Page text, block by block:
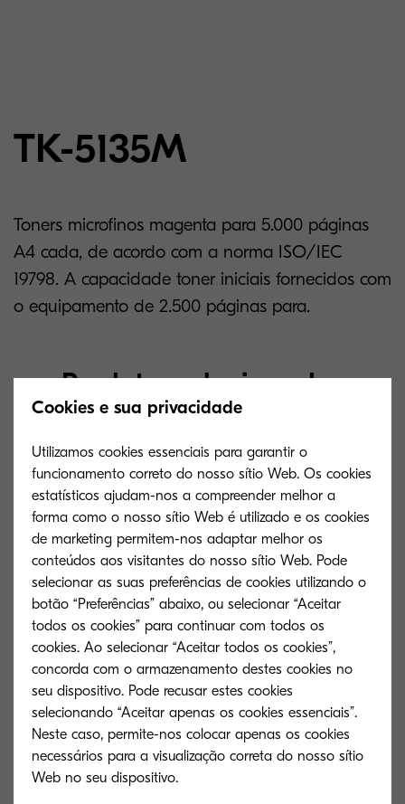
TK-5135M
Toners microfinos magenta para 5.000 páginas
A4 cada, de acordo com a norma ISO/IEC
19798. A capacidade toner iniciais fornecidos com
o equipamento de 2.500 páginas para.
Produtos relacionados
TK-5135K
Black toner yield 10,000 pages in
accordance with 5 % coverage.
Yellow toner
accordance
Cookies e sua privacidade
Utilizamos cookies essenciais para garantir o
funcionamento correto do nosso sítio Web. Os cookies
estatísticos ajudam-nos a compreender melhor a
forma como o nosso sítio Web é utilizado e os cookies
de marketing permitem-nos adaptar melhor os
conteúdos aos visitantes do nosso sítio Web. Pode
selecionar as suas preferências de cookies utilizando o
botão “Preferências” abaixo, ou selecionar “Aceitar
todos os cookies” para continuar com todos os
cookies. Ao selecionar “Aceitar todos os cookies”,
concorda com o armazenamento destes cookies no
seu dispositivo. Pode recusar estes cookies
selecionando “Aceitar apenas os cookies essenciais”.
Neste caso, permite-nos colocar apenas os cookies
necessários para a visualização correta do nosso sítio